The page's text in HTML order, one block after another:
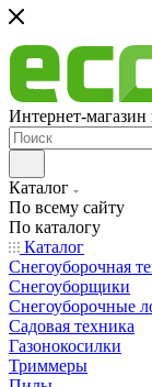
Интернет-магазин
Каталог
По всему сайту
По каталогу
Каталог
Снегоуборочная
Снегоуборщики
Снегоуборочные
Садовая техника
Газонокосилки
Триммеры